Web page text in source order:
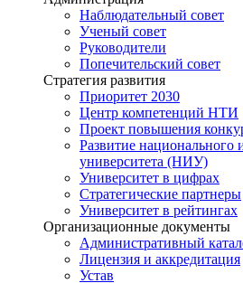
Наблюдательный совет
Ученый совет
Руководители
Попечительский совет
Стратегия развития
Приоритет 2030
Центр компетенций НТИ
Проект повышения
Развитие национального
университета (НИУ)
Университет в цифрах
Стратегические партнеры
Университет в рейтингах
Организационные документы
Административный
Лицензия и аккредитация
Устав